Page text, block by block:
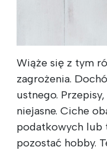
Wiąże się z tym
zagrożenia.
ustnego.
niejasne. Ciche
podatkowych lub
pozostać hobby.